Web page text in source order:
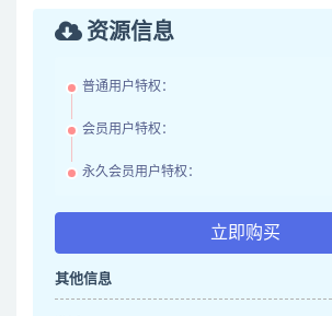
资源信息
普通用户特权：
会员用户特权：
永久会员用户特权：
立即购买
其他信息